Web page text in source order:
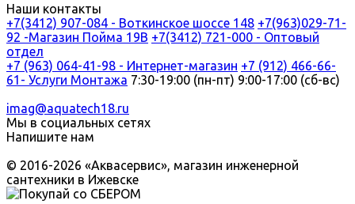
Наши контакты
+7(3412) 907-084 - Воткинское шоссе 148 +7(963)029-71-
92 -Магазин Пойма 19В +7(3412) 721-000 - Оптовый
отдел
+7 (963) 064-41-98 - Интернет-магазин +7 (912) 466-66-
61- Услуги Монтажа 7:30-19:00 (пн-пт) 9:00-17:00 (сб-вс)
imag@aquatech18.ru
Мы в социальных сетях
Напишите нам
© 2016-2026 «Аквасервис», магазин инженерной
сантехники в Ижевске